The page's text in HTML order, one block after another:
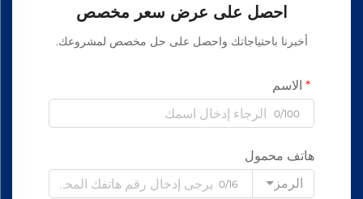
احصل على عرض سعر مخصص
أخبرنا باحتياجاتك واحصل على حل مخصص لمشروعك.
الاسم
0/100
هاتف محمول
الرمز
0/16